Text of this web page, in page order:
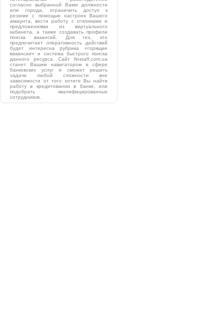
согласно выбранной Вами должности
или города, ограничить доступ к
резюме с помощью настроек Вашего
аккаунта, вести работу с откликами и
предложениями из виртуального
кабинета, а также создавать профили
поиска вакансий. Для тех, кто
предпочитает оперативность действий
будет интересна рубрика «горящие
вакансии» и система быстрого поиска
данного ресурса. Сайт finstaff.com.ua
станет Вашим навигатором в сфере
банковских услуг и сможет решить
задачи любой сложности вне
зависимости от того хотите Вы найти
работу в кредитовании в банке, или
подобрать квалифицированных
сотрудников.